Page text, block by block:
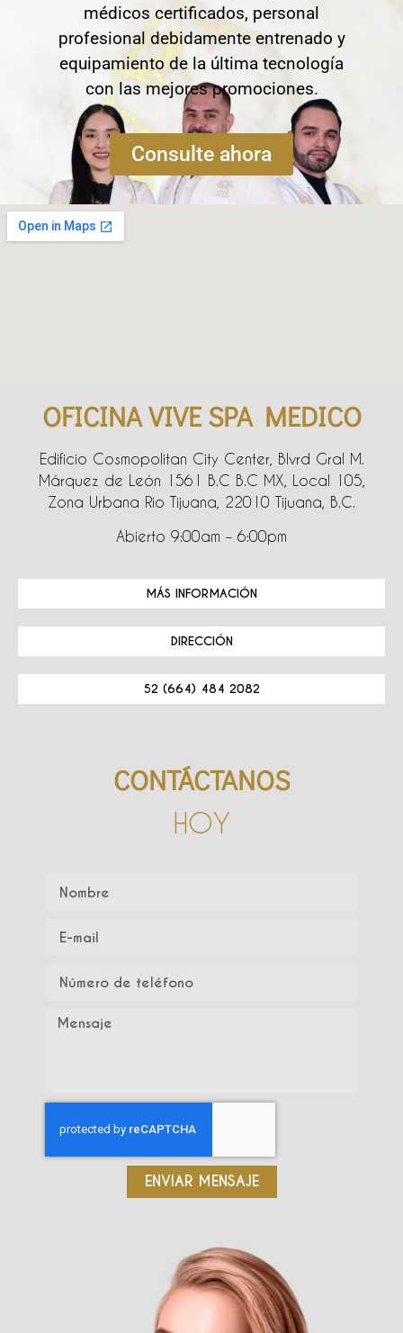
médicos certificados, personal
profesional debidamente entrenado y
equipamiento de la última tecnología
con las mejores promociones.
Consulte ahora
OFICINA VIVE SPA MEDICO
Edificio Cosmopolitan City Center, Blvrd Gral M.
Márquez de León 1561 B.C B.C MX, Local 105,
Zona Urbana Rio Tijuana, 22010 Tijuana, B.C.
Abierto 9:00am – 6:00pm
MÁS INFORMACIÓN
DIRECCIÓN
52 (664) 484 2082
CONTÁCTANOS
HOY
ENVIAR MENSAJE